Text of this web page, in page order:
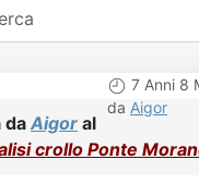
7 Anni 8
da Aigor
daAigor al
crollo Ponte